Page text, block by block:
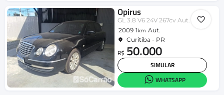
Opirus
GL 3.8 V6 24V 267cv Aut.
2009 1km Aut.
Curitiba - PR
R$ 50.000
SIMULAR
WHATSAPP